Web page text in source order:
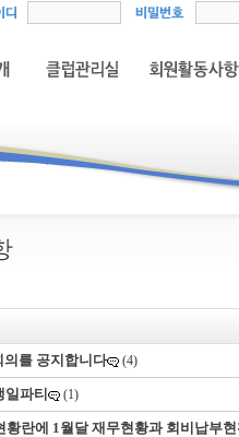
의를 공지합니다 (4)
파티 (1)
황란에 1월달 재무현황과 회비납부